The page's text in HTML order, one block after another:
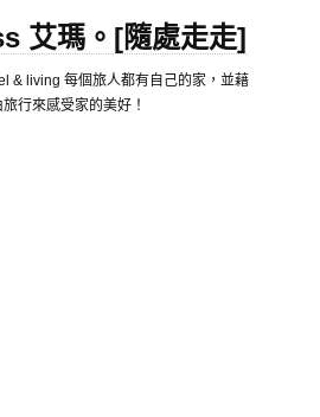
艾瑪。[隨處走走]
& living 每個旅人都有自己的家，並藉
旅行來感受家的美好！